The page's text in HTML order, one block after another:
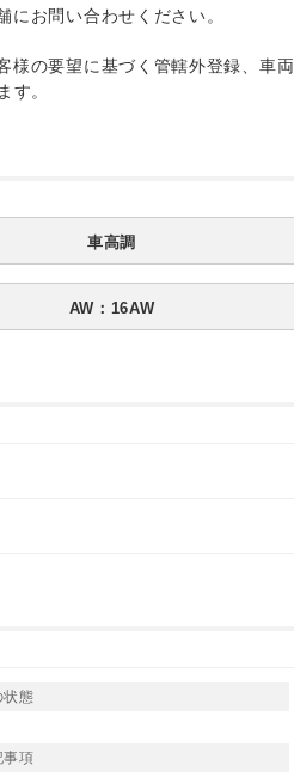
お問い合わせください。
様の要望に基づく管轄外登録、車両
す。
車高調
AW：16AW
状態
事項